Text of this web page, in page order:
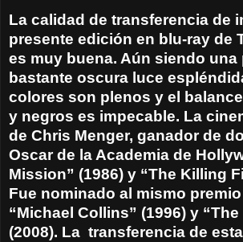
La calidad de transferencia de
presente edición en blu-ray de
es muy buena. Aún siendo una
bastante oscura luce
colores son plenos y el
y negros es impecable. La
de Chris Menger, ganador de
Oscar de la Academia de
Mission” (1986) y “The Killing
Fue nominado al mismo
“Michael Collins” (1996) y “The
(2008). La transferencia de